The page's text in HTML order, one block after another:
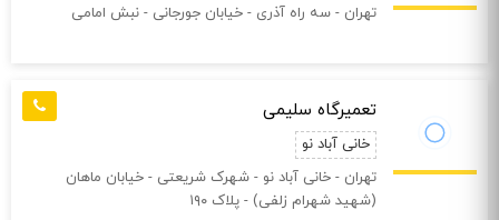
تهران - سه راه آذری - خیابان جورجانی - نبش امامی
تعمیرگاه سلیمی
خانی آباد نو
تهران - خانی آباد نو - شهرک شریعتی - خیابان ماهان
(شهید شهرام زلفی) - پلاک ۱۹۰